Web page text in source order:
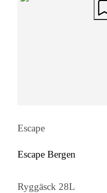
Escape
Escape Bergen
Ryggäsck 28L